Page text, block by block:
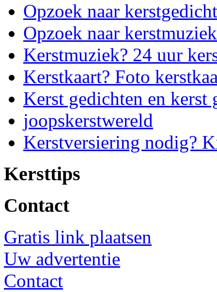
Opzoek naar
Opzoek naar
Kerstmuziek? 24 uur
Kerstkaart? Foto
Kerst gedichten en kerst
joopskerstwereld
Kerstversiering nodig?
Kersttips
Contact
Gratis link plaatsen
Uw advertentie
Contact